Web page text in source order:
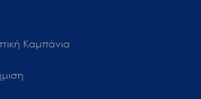
Καμπάνια